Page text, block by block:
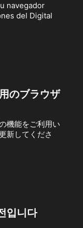
navegador
del Digital
のブラウザ
機能をご利用い
新してくださ
입니다